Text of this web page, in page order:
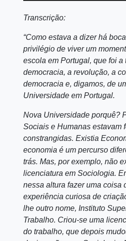
Transcrição:
“Como estava a dizer há
privilégio de viver um
escola em Portugal, que foi a
democracia, a revolução, a
democracia e, digamos, de
Universidade em Portugal.
Nova Universidade porquê?
Sociais e Humanas estavam
constrangidas. Existia
economia é um percurso
trás. Mas, por exemplo, não
licenciatura em Sociologia.
nessa altura fazer uma coisa
experiência curiosa de
lhe outro nome, Instituto
Trabalho. Criou-se uma
do trabalho, que depois